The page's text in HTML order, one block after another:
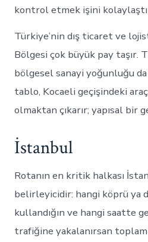
kontrol etmek işini
Türkiye’nin dış ticaret ve
Bölgesi çok büyük pay taşır.
bölgesel sanayi yoğunluğu
tablo, Kocaeli geçişindeki
olmaktan çıkarır; yapısal bir
İstanbul
Rotanın en kritik halkası
belirleyicidir: hangi köprü ya
kullandığın ve hangi saatte
trafiğine yakalanırsan